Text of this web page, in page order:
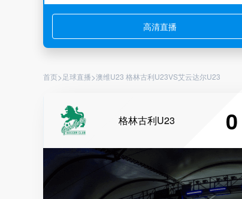
高清直播
首页> 足球直播>澳维U23 格林古利U23VS艾云达尔U23
格林古利U23 0